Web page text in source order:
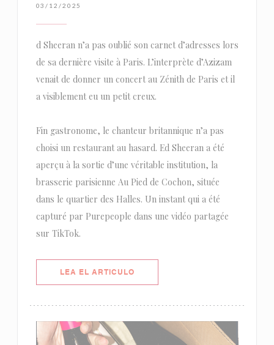
03/12/2025
d Sheeran n’a pas oublié son carnet d’adresses lors
de sa dernière visite à Paris. L’interprète d’Azizam
venait de donner un concert au Zénith de Paris et il
a visiblement eu un petit creux.
Fin gastronome, le chanteur britannique n’a pas
choisi un restaurant au hasard. Ed Sheeran a été
aperçu à la sortie d’une véritable institution, la
brasserie parisienne Au Pied de Cochon, située
dans le quartier des Halles. Un instant qui a été
capturé par Purepeople dans une vidéo partagée
sur TikTok.
LEA EL ARTICULO((ABRE EN UNA NUEVA